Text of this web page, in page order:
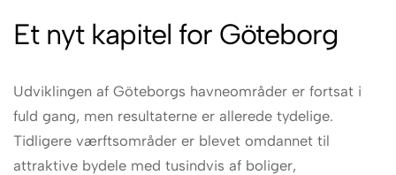
Et nyt kapitel for Göteborg
Udviklingen af Göteborgs havneområder er fortsat i
fuld gang, men resultaterne er allerede tydelige.
Tidligere værftsområder er blevet omdannet til
attraktive bydele med tusindvis af boliger,